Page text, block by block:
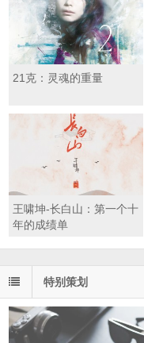
21克：灵魂的重量
王啸坤-长白山：第一个十
年的成绩单
特别策划